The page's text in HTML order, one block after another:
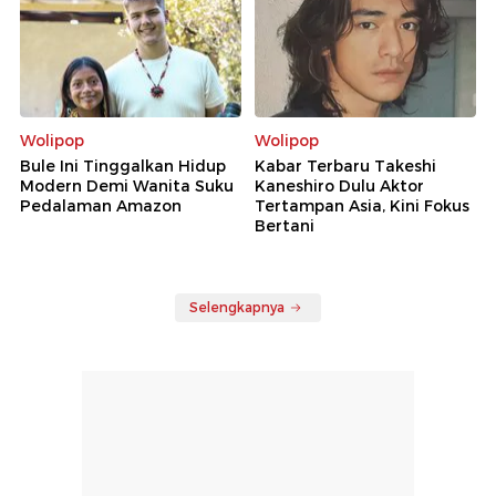
Wolipop
Bule Ini Tinggalkan Hidup
Modern Demi Wanita Suku
Pedalaman Amazon
Wolipop
Kabar Terbaru Takeshi
Kaneshiro Dulu Aktor
Tertampan Asia, Kini Fokus
Bertani
Selengkapnya